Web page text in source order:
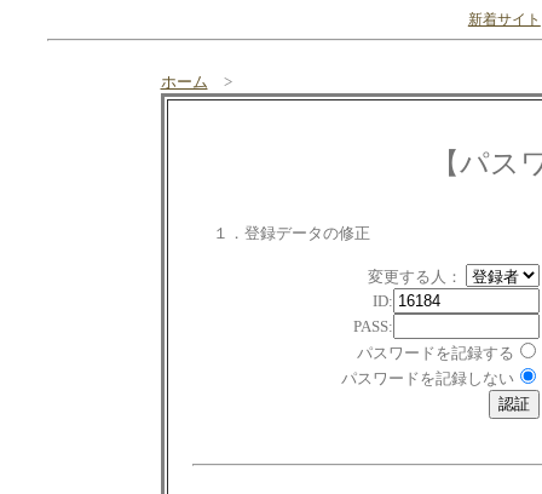
新着サイト
ホーム >
【パス
１．登録データの修正
変更する人：
ID:
PASS:
パスワードを記録する
パスワードを記録しない